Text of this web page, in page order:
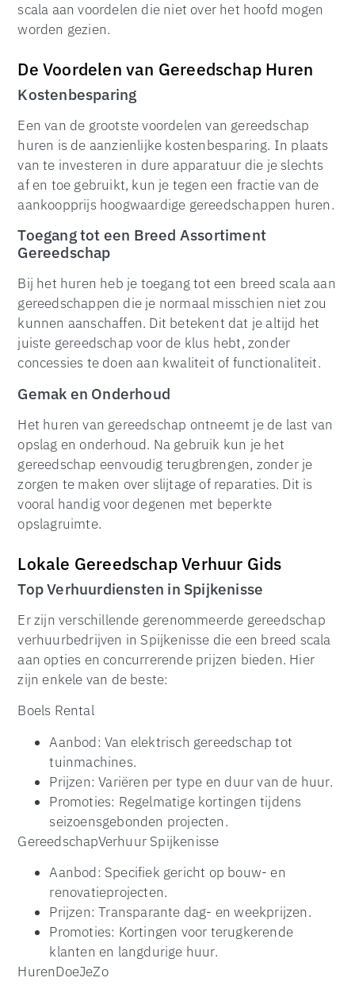
scala aan voordelen die niet over het hoofd mogen
worden gezien.
De Voordelen van Gereedschap Huren
Kostenbesparing
Een van de grootste voordelen van gereedschap
huren is de aanzienlijke kostenbesparing. In plaats
van te investeren in dure apparatuur die je slechts
af en toe gebruikt, kun je tegen een fractie van de
aankoopprijs hoogwaardige gereedschappen huren.
Toegang tot een Breed Assortiment
Gereedschap
Bij het huren heb je toegang tot een breed scala aan
gereedschappen die je normaal misschien niet zou
kunnen aanschaffen. Dit betekent dat je altijd het
juiste gereedschap voor de klus hebt, zonder
concessies te doen aan kwaliteit of functionaliteit.
Gemak en Onderhoud
Het huren van gereedschap ontneemt je de last van
opslag en onderhoud. Na gebruik kun je het
gereedschap eenvoudig terugbrengen, zonder je
zorgen te maken over slijtage of reparaties. Dit is
vooral handig voor degenen met beperkte
opslagruimte.
Lokale Gereedschap Verhuur Gids
Top Verhuurdiensten in Spijkenisse
Er zijn verschillende gerenommeerde gereedschap
verhuurbedrijven in Spijkenisse die een breed scala
aan opties en concurrerende prijzen bieden. Hier
zijn enkele van de beste:
Boels Rental
Aanbod: Van elektrisch gereedschap tot
tuinmachines.
Prijzen: Variëren per type en duur van de huur.
Promoties: Regelmatige kortingen tijdens
seizoensgebonden projecten.
GereedschapVerhuur Spijkenisse
Aanbod: Specifiek gericht op bouw- en
renovatieprojecten.
Prijzen: Transparante dag- en weekprijzen.
Promoties: Kortingen voor terugkerende
klanten en langdurige huur.
HurenDoeJeZo